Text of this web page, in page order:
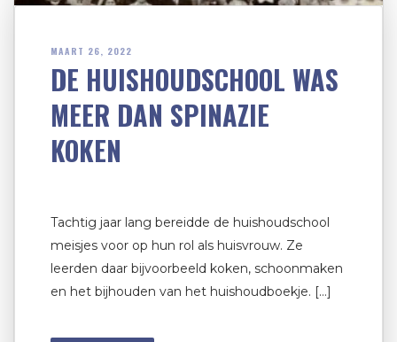
MAART 26, 2022
DE HUISHOUDSCHOOL WAS
MEER DAN SPINAZIE
KOKEN
Tachtig jaar lang bereidde de huishoudschool
meisjes voor op hun rol als huisvrouw. Ze
leerden daar bijvoorbeeld koken, schoonmaken
en het bijhouden van het huishoudboekje. […]